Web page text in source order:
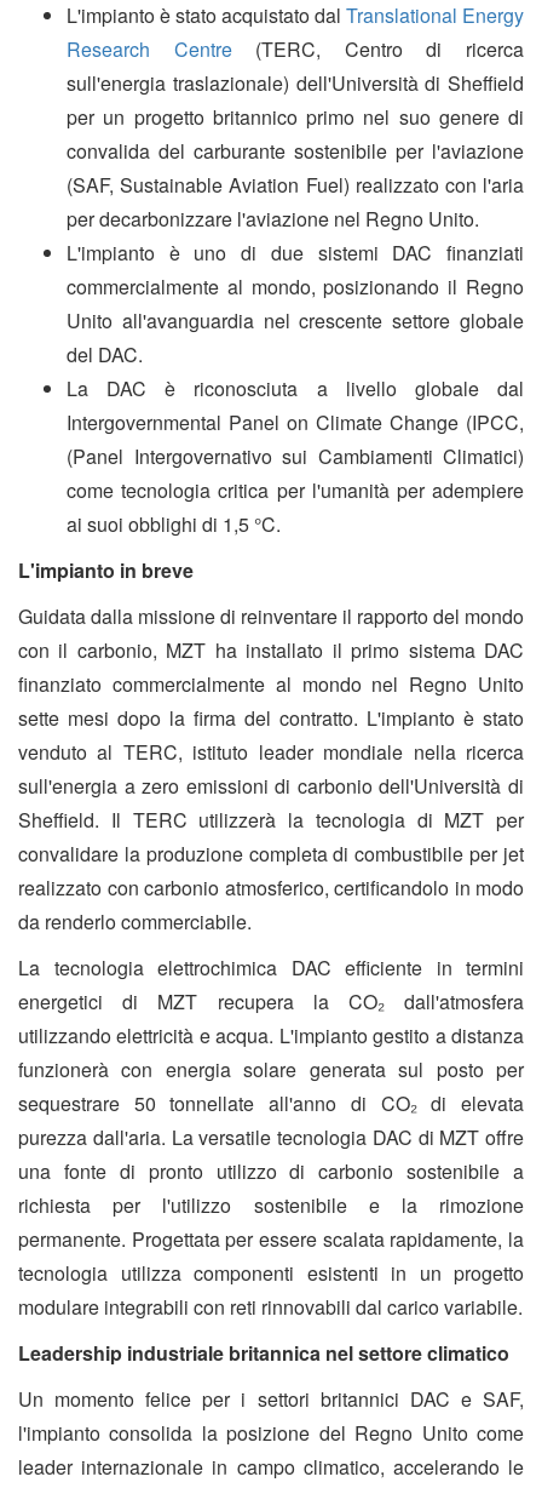
L'impianto è stato acquistato dal Translational Energy
Research Centre(TERC, Centro di ricerca
sull'energia traslazionale) dell'Università di Sheffield
per un progetto britannico primo nel suo genere di
convalida del carburante sostenibile per l'aviazione
(SAF, Sustainable Aviation Fuel) realizzato con l'aria
per decarbonizzare l'aviazione nel Regno Unito.
L'impianto è uno di due sistemi DAC finanziati
commercialmente al mondo, posizionando il Regno
Unito all'avanguardia nel crescente settore globale
del DAC.
La DAC è riconosciuta a livello globale dal
Intergovernmental Panel on Climate Change (IPCC,
(Panel Intergovernativo sui Cambiamenti Climatici)
come tecnologia critica per l'umanità per adempiere
ai suoi obblighi di 1,5 °C.
L'impianto in breve
Guidata dalla missione di reinventare il rapporto del mondo
con il carbonio, MZT ha installato il primo sistema DAC
finanziato commercialmente al mondo nel Regno Unito
sette mesi dopo la firma del contratto. L'impianto è stato
venduto al TERC, istituto leader mondiale nella ricerca
sull'energia a zero emissioni di carbonio dell'Università di
Sheffield. Il TERC utilizzerà la tecnologia di MZT per
convalidare la produzione completa di combustibile per jet
realizzato con carbonio atmosferico, certificandolo in modo
da renderlo commerciabile.
La tecnologia elettrochimica DAC efficiente in termini
energetici di MZT recupera la CO₂ dall'atmosfera
utilizzando elettricità e acqua. L'impianto gestito a distanza
funzionerà con energia solare generata sul posto per
sequestrare 50 tonnellate all'anno di CO₂ di elevata
purezza dall'aria. La versatile tecnologia DAC di MZT offre
una fonte di pronto utilizzo di carbonio sostenibile a
richiesta per l'utilizzo sostenibile e la rimozione
permanente. Progettata per essere scalata rapidamente, la
tecnologia utilizza componenti esistenti in un progetto
modulare integrabili con reti rinnovabili dal carico variabile.
Leadership industriale britannica nel settore climatico
Un momento felice per i settori britannici DAC e SAF,
l'impianto consolida la posizione del Regno Unito come
leader internazionale in campo climatico, accelerando le